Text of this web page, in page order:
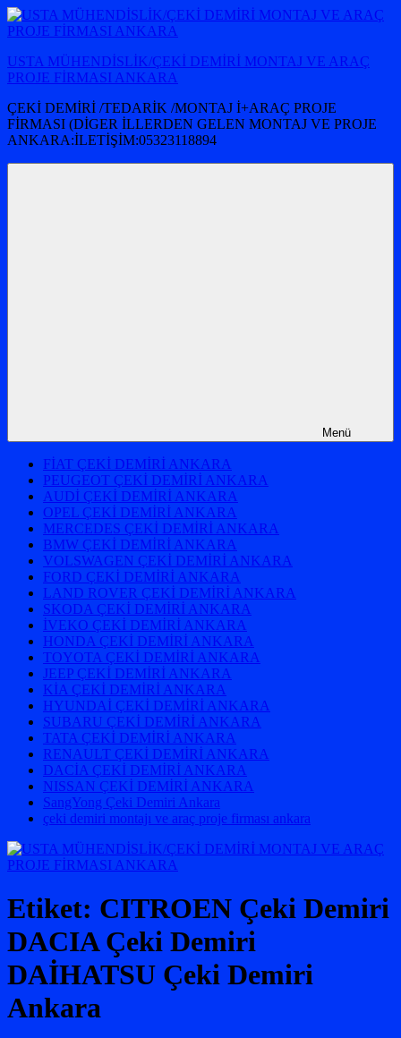
İçeriğe
atla
USTA MÜHENDİSLİK/ÇEKİ DEMİRİ MONTAJ VE ARAÇ
PROJE FİRMASI ANKARA
ÇEKİ DEMİRİ /TEDARİK /MONTAJ İ+ARAÇ PROJE
FİRMASI (DİGER İLLERDEN GELEN MONTAJ VE PROJE
ANKARA:İLETİŞİM:05323118894
Menü
FİAT ÇEKİ DEMİRİ ANKARA
PEUGEOT ÇEKİ DEMİRİ ANKARA
AUDİ ÇEKİ DEMİRİ ANKARA
OPEL ÇEKİ DEMİRİ ANKARA
MERCEDES ÇEKİ DEMİRİ ANKARA
BMW ÇEKİ DEMİRİ ANKARA
VOLSWAGEN ÇEKİ DEMİRİ ANKARA
FORD ÇEKİ DEMİRİ ANKARA
LAND ROVER ÇEKİ DEMİRİ ANKARA
SKODA ÇEKİ DEMİRİ ANKARA
İVEKO ÇEKİ DEMİRİ ANKARA
HONDA ÇEKİ DEMİRİ ANKARA
TOYOTA ÇEKİ DEMİRİ ANKARA
JEEP ÇEKİ DEMİRİ ANKARA
KİA ÇEKİ DEMİRİ ANKARA
HYUNDAİ ÇEKİ DEMİRİ ANKARA
SUBARU ÇEKİ DEMİRİ ANKARA
TATA ÇEKİ DEMİRİ ANKARA
RENAULT ÇEKİ DEMİRİ ANKARA
DACİA ÇEKİ DEMİRİ ANKARA
NISSAN ÇEKİ DEMİRİ ANKARA
SangYong Çeki Demiri Ankara
çeki demiri montajı ve araç proje firması ankara
Etiket: CITROEN Çeki Demiri
DACIA Çeki Demiri
DAİHATSU Çeki Demiri
Ankara